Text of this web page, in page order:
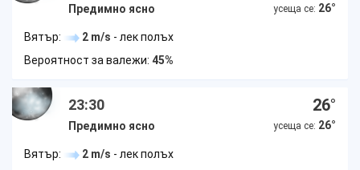
Предимно ясно усеща се: 26°
Вятър: 2 m/s - лек полъх
Вероятност за валежи: 45%
23:30
Предимно ясно
26°
усеща се: 26°
Вятър: 2 m/s - лек полъх